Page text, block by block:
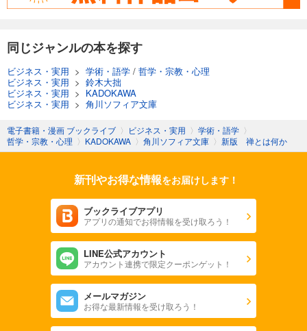
同じジャンルの本を探す
ビジネス・実用 > 学術・語学 / 哲学・宗教・心理
ビジネス・実用 > 鈴木大拙
ビジネス・実用 > KADOKAWA
ビジネス・実用 > 角川ソフィア文庫
電子書籍・漫画 ブックライブ 〉 ビジネス・実用 〉 学術・語学 〉
哲学・宗教・心理 〉 KADOKAWA 〉 角川ソフィア文庫 〉 新版 禅とは何か
新刊やお得な情報をお届けします！
ブックライブアプリ
アプリの通知でお得情報を受け取ろう！
LINE公式アカウント
アカウント連携で限定クーポンゲット！
メールマガジン
お得な最新情報を受け取ろう！